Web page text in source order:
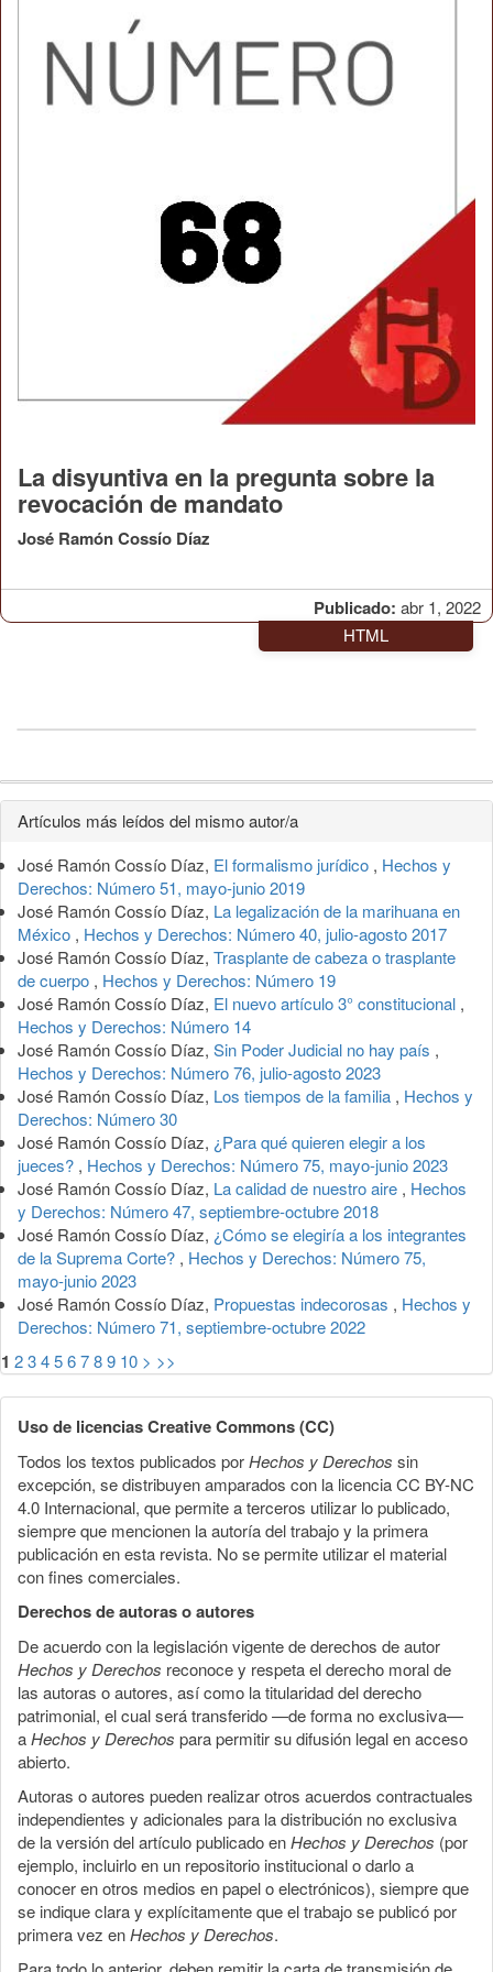
Publicado: abr 1, 2022
La disyuntiva en la pregunta sobre la
revocación de mandato
José Ramón Cossío Díaz
HTML
Detalles
del
artículo
Artículos más leídos del mismo autor/a
José Ramón Cossío Díaz, El formalismo jurídico , Hechos y
Derechos: Número 51, mayo-junio 2019
José Ramón Cossío Díaz, La legalización de la marihuana en
México , Hechos y Derechos: Número 40, julio-agosto 2017
José Ramón Cossío Díaz, Trasplante de cabeza o trasplante
de cuerpo , Hechos y Derechos: Número 19
José Ramón Cossío Díaz, El nuevo artículo 3° constitucional ,
Hechos y Derechos: Número 14
José Ramón Cossío Díaz, Sin Poder Judicial no hay país ,
Hechos y Derechos: Número 76, julio-agosto 2023
José Ramón Cossío Díaz, Los tiempos de la familia , Hechos y
Derechos: Número 30
José Ramón Cossío Díaz, ¿Para qué quieren elegir a los
jueces? , Hechos y Derechos: Número 75, mayo-junio 2023
José Ramón Cossío Díaz, La calidad de nuestro aire , Hechos
y Derechos: Número 47, septiembre-octubre 2018
José Ramón Cossío Díaz, ¿Cómo se elegiría a los integrantes
de la Suprema Corte? , Hechos y Derechos: Número 75,
mayo-junio 2023
José Ramón Cossío Díaz, Propuestas indecorosas , Hechos y
Derechos: Número 71, septiembre-octubre 2022
1 23456789 10 > >>
Uso de licencias Creative Commons (CC)
Todos los textos publicados porHechos y Derechos sin
excepción, se distribuyen amparados con la licencia CC BY-NC
4.0 Internacional, que permite a terceros utilizar lo publicado,
siempre que mencionen la autoría del trabajo y la primera
publicación en esta revista. No se permite utilizar el material
con fines comerciales.
Derechos de autoras o autores
De acuerdo con la legislación vigente de derechos de autor
Hechos y Derechos reconoce y respeta el derecho moral de
las autoras o autores, así como la titularidad del derecho
patrimonial, el cual será transferido —de forma no exclusiva—
aHechos y Derechos para permitir su difusión legal en acceso
abierto.
Autoras o autores pueden realizar otros acuerdos contractuales
independientes y adicionales para la distribución no exclusiva
de la versión del artículo publicado enHechos y Derechos (por
ejemplo, incluirlo en un repositorio institucional o darlo a
conocer en otros medios en papel o electrónicos), siempre que
se indique clara y explícitamente que el trabajo se publicó por
primera vez enHechos y Derechos.